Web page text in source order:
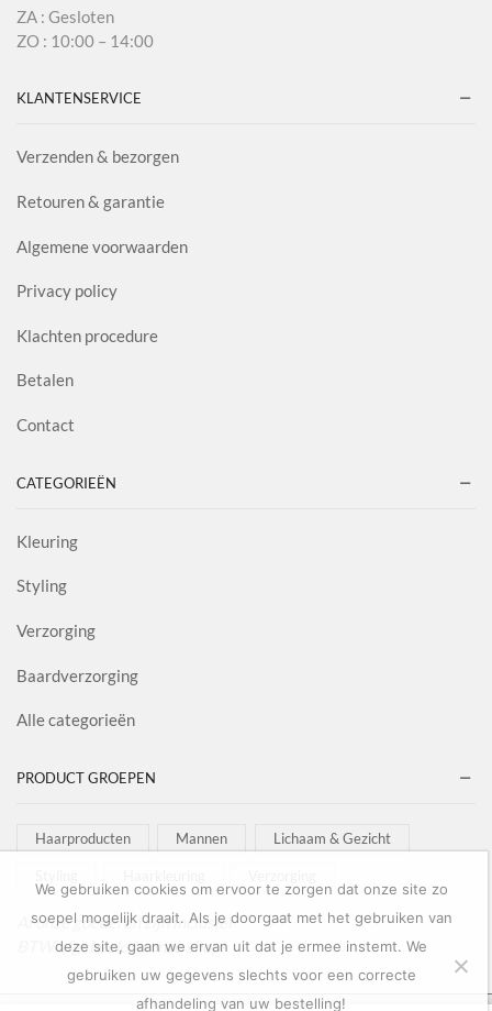
ZA : Gesloten
ZO : 10:00 – 14:00
KLANTENSERVICE
Verzenden & bezorgen
Retouren & garantie
Algemene voorwaarden
Privacy policy
Klachten procedure
Betalen
Contact
CATEGORIEËN
Kleuring
Styling
Verzorging
Baardverzorging
Alle categorieën
PRODUCT GROEPEN
Haarproducten Mannen Lichaam & Gezicht
Al onze goederen zijn inclusief
BTW afgebeeld in onze shop!
We gebruiken cookies om ervoor te zorgen dat onze site zo
soepel mogelijk draait. Als je doorgaat met het gebruiken van
deze site, gaan we ervan uit dat je ermee instemt. We
gebruiken uw gegevens slechts voor een correcte
afhandeling van uw bestelling!